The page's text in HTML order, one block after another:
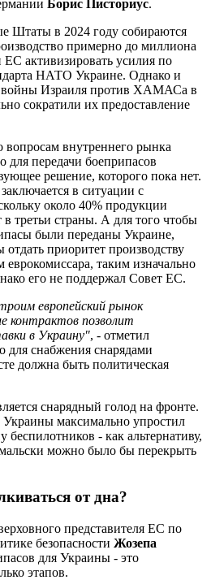
Борис Писториус.
Штаты в 2024 году собираются
примерно до миллиона
ЕС активизировать усилия по
НАТО Украине. Однако и
войны Израиля против ХАМАСа в
сократили их предоставление
вопросам внутреннего рынка
для передачи боеприпасов
решение, которого пока нет.
в ситуации с
около 40% продукции
третьи страны. А для того чтобы
были переданы Украине,
приоритет производству
таким изначально
его не поддержал Совет ЕС.
европейский рынок
контрактов позволит
в Украину", - отметил
для снабжения снарядами
должна быть политическая
снарядный голод на фронте.
максимально упростил
беспилотников - как альтернативу,
можно было бы перекрыть
от дна?
представителя ЕС по
безопасности Жозепа
для Украины - это
этапов.